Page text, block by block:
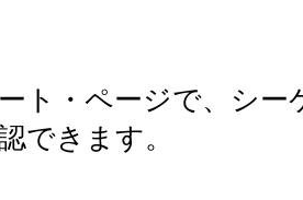
ト・ページで、シー
できます。